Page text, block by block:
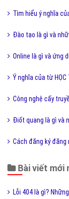
Tìm hiểu ý nghĩa
Đào tạo là gì và
Online là gì và ứng
Ý nghĩa của từ HỌC
Công nghệ cấy
Điốt quang là gì và
Cách đăng ký đăng
Bài viết mới
Lỗi 404 là gì?